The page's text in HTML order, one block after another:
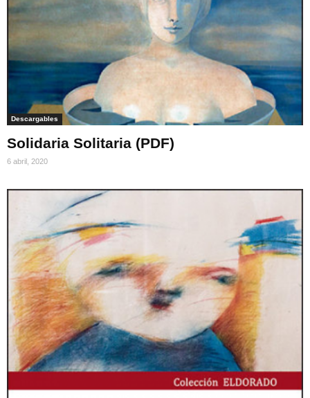
Descargables
Solidaria Solitaria (PDF)
6 abril, 2020